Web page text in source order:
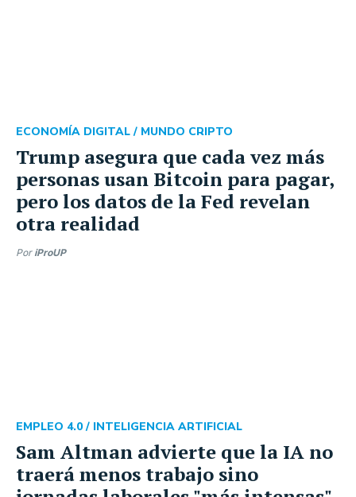
Trump asegura que cada vez más
personas usan Bitcoin para pagar,
pero los datos de la Fed revelan
otra realidad
ECONOMÍA DIGITAL / MUNDO CRIPTO
Por iProUP
Sam Altman advierte que la IA no
traerá menos trabajo sino
EMPLEO 4.0 / INTELIGENCIA ARTIFICIAL